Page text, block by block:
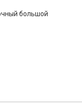
большой